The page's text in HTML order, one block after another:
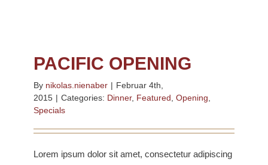
PACIFIC OPENING
By nikolas.nienaber | Februar 4th,
2015 | Categories: Dinner, Featured Opening
Specials
Lorem ipsum dolor sit amet, consectetur adipiscing